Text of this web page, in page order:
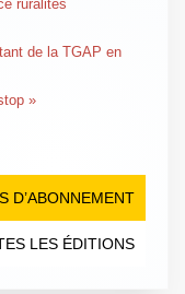
ruralités
de la TGAP en
»
D’ABONNEMENT
LES ÉDITIONS